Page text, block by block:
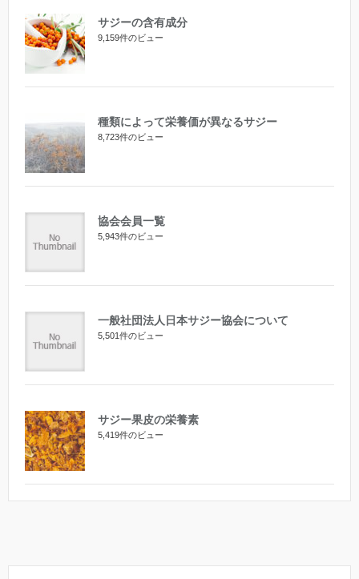
サジーの含有成分
9,159件のビュー
種類によって栄養価が異なるサジー
8,723件のビュー
協会会員一覧
5,943件のビュー
一般社団法人日本サジー協会について
5,501件のビュー
サジー果皮の栄養素
5,419件のビュー